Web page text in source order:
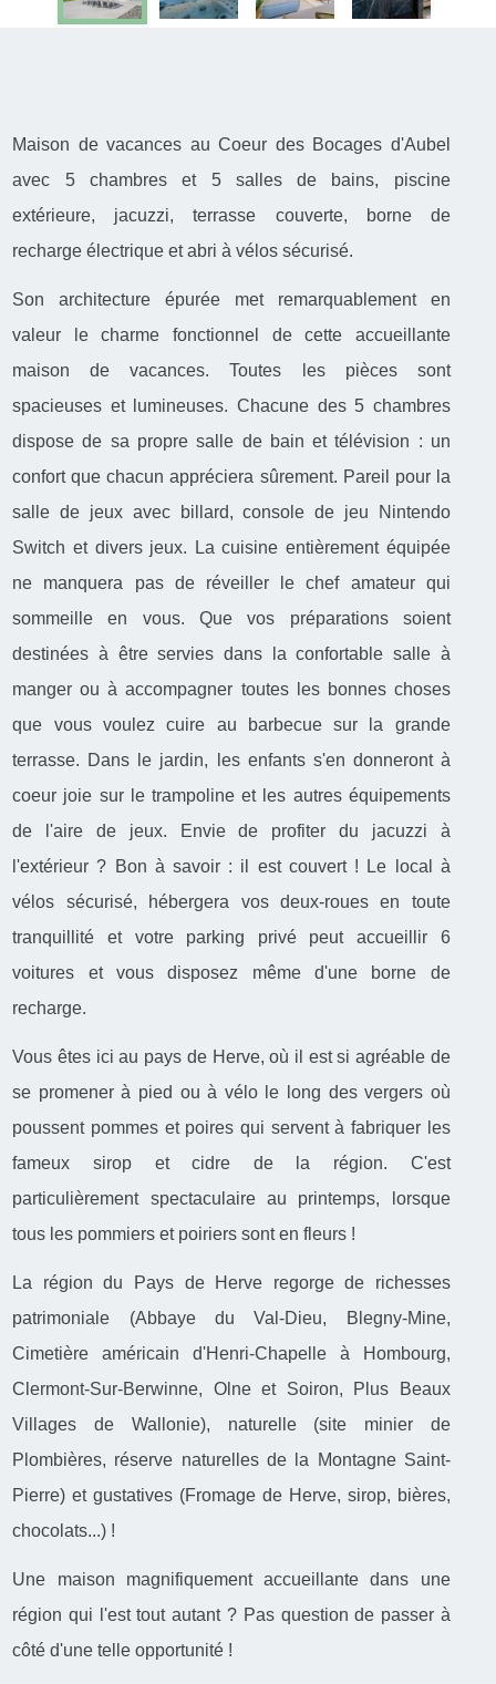
Maison de vacances au Coeur des Bocages d'Aubel
avec 5 chambres et 5 salles de bains, piscine
extérieure, jacuzzi, terrasse couverte, borne de
recharge électrique et abri à vélos sécurisé.
Son architecture épurée met remarquablement en
valeur le charme fonctionnel de cette accueillante
maison de vacances. Toutes les pièces sont
spacieuses et lumineuses. Chacune des 5 chambres
dispose de sa propre salle de bain et télévision : un
confort que chacun appréciera sûrement. Pareil pour la
salle de jeux avec billard, console de jeu Nintendo
Switch et divers jeux. La cuisine entièrement équipée
ne manquera pas de réveiller le chef amateur qui
sommeille en vous. Que vos préparations soient
destinées à être servies dans la confortable salle à
manger ou à accompagner toutes les bonnes choses
que vous voulez cuire au barbecue sur la grande
terrasse. Dans le jardin, les enfants s'en donneront à
coeur joie sur le trampoline et les autres équipements
de l'aire de jeux. Envie de profiter du jacuzzi à
l'extérieur ? Bon à savoir : il est couvert ! Le local à
vélos sécurisé, hébergera vos deux-roues en toute
tranquillité et votre parking privé peut accueillir 6
voitures et vous disposez même d'une borne de
recharge.
Vous êtes ici au pays de Herve, où il est si agréable de
se promener à pied ou à vélo le long des vergers où
poussent pommes et poires qui servent à fabriquer les
fameux sirop et cidre de la région. C'est
particulièrement spectaculaire au printemps, lorsque
tous les pommiers et poiriers sont en fleurs !
La région du Pays de Herve regorge de richesses
patrimoniale (Abbaye du Val-Dieu, Blegny-Mine,
Cimetière américain d'Henri-Chapelle à Hombourg,
Clermont-Sur-Berwinne, Olne et Soiron, Plus Beaux
Villages de Wallonie), naturelle (site minier de
Plombières, réserve naturelles de la Montagne Saint-
Pierre) et gustatives (Fromage de Herve, sirop, bières,
chocolats...) !
Une maison magnifiquement accueillante dans une
région qui l'est tout autant ? Pas question de passer à
côté d'une telle opportunité !